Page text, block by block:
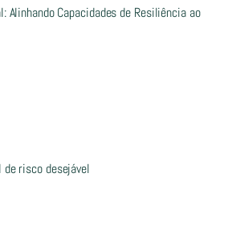
Alinhando Capacidades de Resiliência ao
de risco desejável